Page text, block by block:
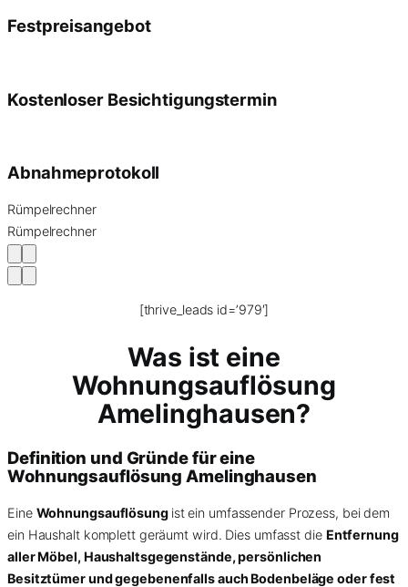
Festpreisangebot
Kostenloser Besichtigungstermin
Abnahmeprotokoll
Rümpelrechner
Rümpelrechner
[thrive_leads id=’979′]
Was ist eine
Wohnungsauflösung
Amelinghausen?
Definition und Gründe für eine
Wohnungsauflösung Amelinghausen
Eine Wohnungsauflösung ist ein umfassender Prozess, bei dem
ein Haushalt komplett geräumt wird. Dies umfasst die Entfernung
aller Möbel, Haushaltsgegenstände, persönlichen
Besitztümer und gegebenenfalls auch Bodenbeläge oder fest